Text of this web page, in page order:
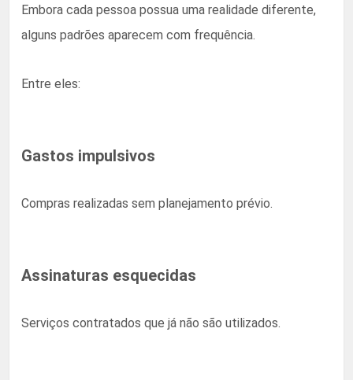
Embora cada pessoa possua uma realidade diferente,
alguns padrões aparecem com frequência.
Entre eles:
Gastos impulsivos
Compras realizadas sem planejamento prévio.
Assinaturas esquecidas
Serviços contratados que já não são utilizados.